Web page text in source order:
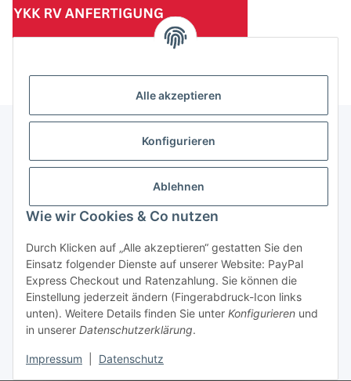
Alle akzeptieren
Konfigurieren
Ablehnen
Wie wir Cookies & Co nutzen
Durch Klicken auf „Alle akzeptieren“ gestatten Sie den
Einsatz folgender Dienste auf unserer Website: PayPal
Express Checkout und Ratenzahlung. Sie können die
Einstellung jederzeit ändern (Fingerabdruck-Icon links
unten). Weitere Details finden Sie unter Konfigurieren und
in unserer Datenschutzerklärung.
Impressum Datenschutz
(Mindesttabnahmemenge 10 Stück je Länge und Farbe)
Informationen
Gesetzliche Informationen
Vertrag widerrufen
* Alle Preise zzgl. gesetzlicher USt., zzgl.